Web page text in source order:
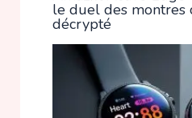
le duel des montres
décrypté